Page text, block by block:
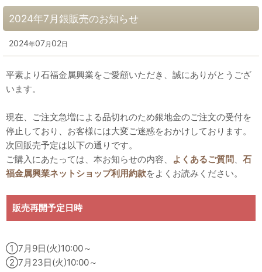
2024年7月銀販売のお知らせ
2024年07月 02日
平素より石福金属興業をご愛顧いただき、誠にありがとうござ
います。
現在、ご注文急増による品切れのため銀地金のご注文の受付を
停止しており、お客様には大変ご迷惑をおかけしております。
次回販売予定は以下の通りです。
ご購入にあたっては、本お知らせの内容、
よくあるご質問、 石
福金属興業ネットショップ利用約款をよくお読みください。
販売再開予定日時
①7月9日(火)10:00～
②7月23日(火)10:00～